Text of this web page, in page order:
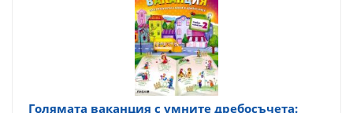
Голямата ваканция с умните дребосъчета: